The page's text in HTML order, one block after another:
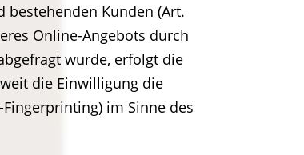
bestehenden Kunden (Art.
Online-Angebots durch
wurde, erfolgt die
die Einwilligung die
im Sinne des